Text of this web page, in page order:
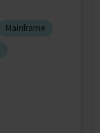
Mainframe